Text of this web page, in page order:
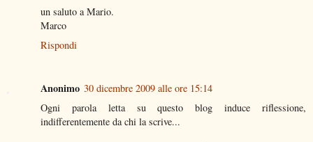
un saluto a Mario.
Marco
Rispondi
Anonimo 30 dicembre 2009 alle ore 15:14
Ogni parola letta su questo blog induce riflessione,
indifferentemente da chi la scrive...